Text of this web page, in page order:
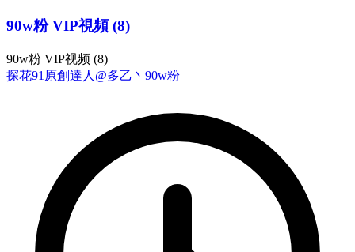
90w粉 VIP視頻 (8)
90w粉 VIP视频 (8)
探花91原創達人@多乙丶 90w粉